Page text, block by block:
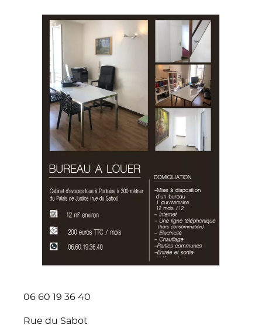
06 60 19 36 40
Rue du Sabot